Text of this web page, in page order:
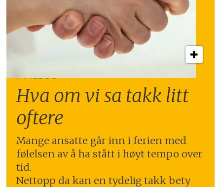
INNLEGG:
Hva om vi sa takk litt
oftere
Mange ansatte går inn i ferien med
følelsen av å ha stått i høyt tempo over
tid.
Nettopp da kan en tydelig takk bety